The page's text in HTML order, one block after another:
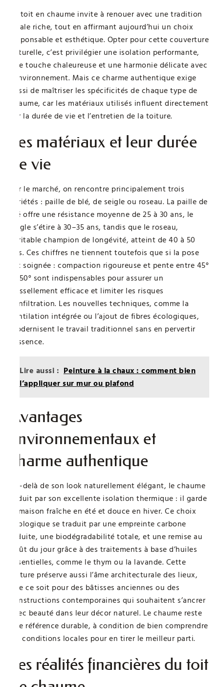
Le toit en chaume invite à renouer avec une tradition
rurale riche, tout en affirmant aujourd’hui un choix
responsable et esthétique. Opter pour cette couverture
naturelle, c’est privilégier une isolation performante,
une touche chaleureuse et une harmonie délicate avec
l’environnement. Mais ce charme authentique exige
aussi de maîtriser les spécificités de chaque type de
chaume, car les matériaux utilisés influent directement
sur la durée de vie et l’entretien de la toiture.
Les matériaux et leur durée
de vie
Sur le marché, on rencontre principalement trois
variétés : paille de blé, de seigle ou roseau. La paille de
blé offre une résistance moyenne de 25 à 30 ans, le
seigle s’étire à 30–35 ans, tandis que le roseau,
véritable champion de longévité, atteint de 40 à 50
ans. Ces chiffres ne tiennent toutefois que si la pose
est soignée : compaction rigoureuse et pente entre 45°
et 50° sont indispensables pour assurer un
ruissellement efficace et limiter les risques
d’infiltration. Les nouvelles techniques, comme la
ventilation intégrée ou l’ajout de fibres écologiques,
modernisent le travail traditionnel sans en pervertir
l’essence.
Lire aussi : Peinture à la chaux : comment bien
l’appliquer sur mur ou plafond
Avantages
environnementaux et
charme authentique
Au-delà de son look naturellement élégant, le chaume
séduit par son excellente isolation thermique : il garde
la maison fraîche en été et douce en hiver. Ce choix
écologique se traduit par une empreinte carbone
réduite, une biodégradabilité totale, et une remise au
goût du jour grâce à des traitements à base d’huiles
essentielles, comme le thym ou la lavande. Cette
toiture préserve aussi l’âme architecturale des lieux,
que ce soit pour des bâtisses anciennes ou des
constructions contemporaines qui souhaitent s’ancrer
avec beauté dans leur décor naturel. Le chaume reste
une référence durable, à condition de bien comprendre
les conditions locales pour en tirer le meilleur parti.
Les réalités financières du toit